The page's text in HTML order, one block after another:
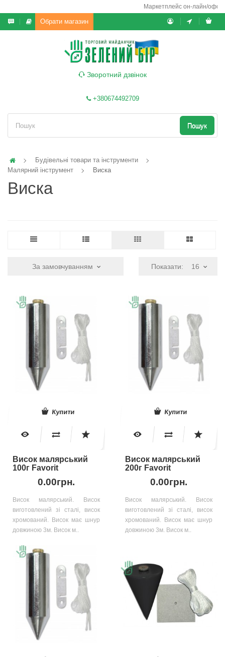
Маркетплейс он-лайн/офф-
Обрати магазин
Зворотний дзвінок
+380674492709
Пошук
Будівельні товари та інструменти
Малярний інструмент
Виска
Виска
За замовчуванням Показати: 16
Купити
Висок малярський
100г Favorit
0.00грн.
Висок малярський. Висок
виготовлений зі сталі, висок
хромований. Висок має шнур
довжиною 3м. Висок м..
Купити
Висок малярський
200г Favorit
0.00грн.
Висок малярський. Висок
виготовлений зі сталі, висок
хромований. Висок має шнур
довжиною 3м. Висок м..